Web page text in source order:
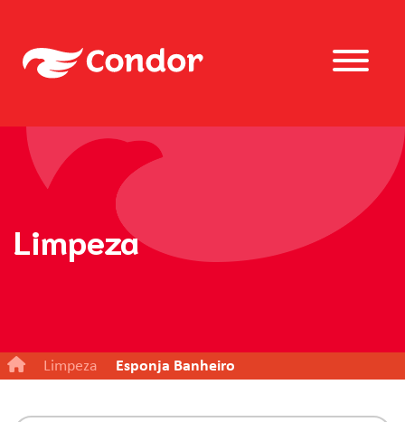
Limpeza
Limpeza Esponja Banheiro